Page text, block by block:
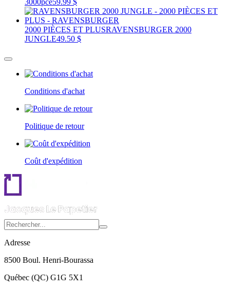
3000pce59.99 $
2000 PIÈCES ET PLUSRAVENSBURGER 2000
JUNGLE49.50 $
Conditions d'achat
Politique de retour
Coût d'expédition
Adresse
8500 Boul. Henri-Bourassa
Québec (QC) G1G 5X1